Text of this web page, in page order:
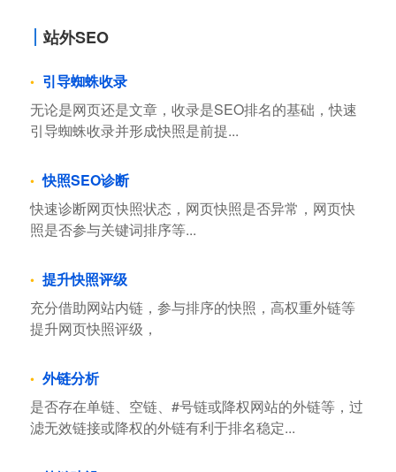
站外SEO
引导蜘蛛收录
无论是网页还是文章，收录是SEO排名的基础，快速
引导蜘蛛收录并形成快照是前提...
快照SEO诊断
快速诊断网页快照状态，网页快照是否异常，网页快
照是否参与关键词排序等...
提升快照评级
充分借助网站内链，参与排序的快照，高权重外链等
提升网页快照评级，
外链分析
是否存在单链、空链、#号链或降权网站的外链等，过
滤无效链接或降权的外链有利于排名稳定...